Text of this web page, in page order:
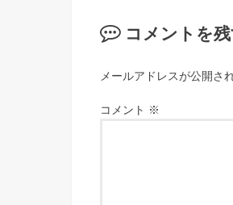
コメントを
メールアドレスが公開さ
コメント ※